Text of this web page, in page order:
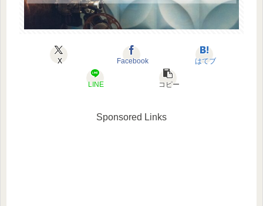
X Facebook はてブ
LINE コピー
Sponsored Links